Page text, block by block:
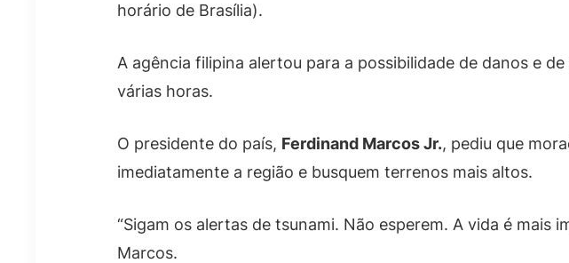
horário de Brasília).
A agência filipina alertou para a possibilidade de danos e
várias horas.
O presidente do país, Ferdinand Marcos Jr., pediu que
imediatamente a região e busquem terrenos mais altos.
“Sigam os alertas de tsunami. Não esperem. A vida é mais
Marcos.